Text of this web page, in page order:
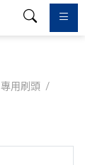
專用刷頭